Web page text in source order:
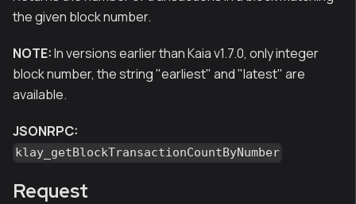
the given block number.
NOTE:In versions earlier than Kaia v1.7.0, only integer
block number, the string "earliest" and "latest" are
available.
JSONRPC:
klay_getBlockTransactionCountByNumber
Request